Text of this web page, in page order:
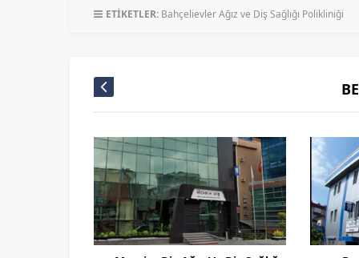
ETİKETLER: Bahçelievler Ağız ve Diş Sağlığı Polikliniği